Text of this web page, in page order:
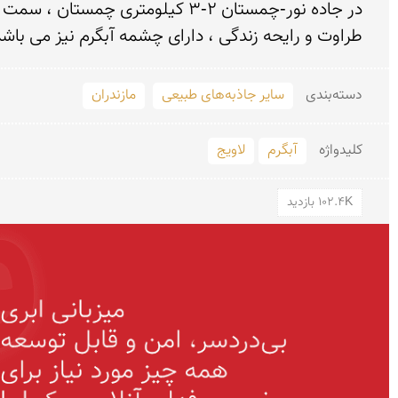
طراوت و رایحه زندگی ، دارای چشمه آبگرم نیز می
دسته‌بندی سایر جاذبه‌های طبیعی مازندران
کلید‌واژه آبگرم لاویج
102.4K بازدید